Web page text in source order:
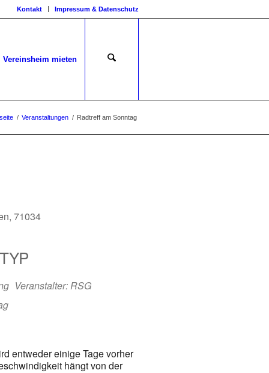
Kontakt Impressum & Datenschutz
Vereinsheim mieten
/ Veranstaltungen / Radtreff am Sonntag
71034
Veranstalter: RSG
entweder einige Tage vorher
hängt von der